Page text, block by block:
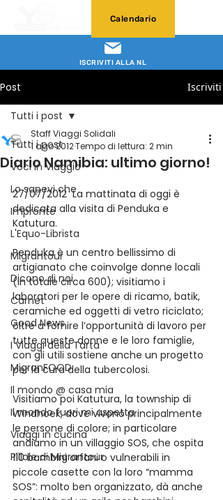
ISCRIVITI ALLA NL
Calendario
Post Iscriviti
Tutti i post
Voci in Viaggio
Lo sapevi che
Impronte
L'Equo-Librista
Migrantour
Dicono di noi
Carnet
Good News
I Viaggi della Tarta
MigranFOOD
Il mondo @ casa mia
Il mondo fuori mi aspetta
Viaggi in cucina
Pillole di Migrantour
Tutti i post
Diario Namibia: ultimo giorno!
Staff Viaggi Solidali
1 ago 2012Tempo di lettura: 2 min
27/07/2012  La mattinata di oggi è
dedicata alla visita di Penduka e
Katutura.
Penduka è un centro bellissimo di
artigianato che coinvolge donne locali
(in totale circa 600); visitiamo i
laboratori per le opere di ricamo, batik,
ceramiche ed oggetti di vetro riciclato;
oltre a fornire l’opportunità di lavoro per
tutte queste donne e le loro famiglie,
con gli utili sostiene anche un progetto
per la cura della tubercolosi.
Visitiamo poi Katutura, la township di
Windhoek, dove vivono principalmente
le persone di colore; in particolare
andiamo in un villaggio SOS, che ospita
110 bambini orfani o vulnerabili in
piccole casette con la loro “mamma
SOS”: molto ben organizzato, dà anche